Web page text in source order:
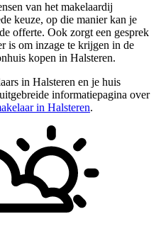
van het makelaardij
keuze, op die manier kan je
offerte. Ook zorgt een gesprek
is om inzage te krijgen in de
kopen in Halsteren.
in Halsteren en je huis
informatiepagina over
in Halsteren.